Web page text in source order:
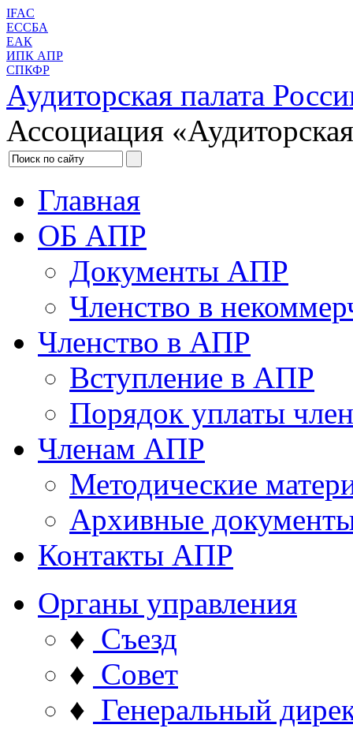
IFAC
ЕССБА
ЕАК
ИПК АПР
СПКФР
Аудиторская палата
Ассоциация
Главная
ОБ АПР
Документы АПР
Членство в
Членство в АПР
Вступление в АПР
Порядок уплаты
Членам АПР
Методические
Архивные
Контакты АПР
Органы управления
♦ Съезд
♦ Совет
♦ Генеральный